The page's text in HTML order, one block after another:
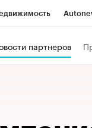
партнеров